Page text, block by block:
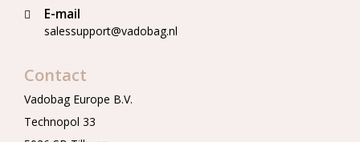
E-mail
salessupport@vadobag.nl
Contact
Vadobag Europe B.V.
Technopol 33